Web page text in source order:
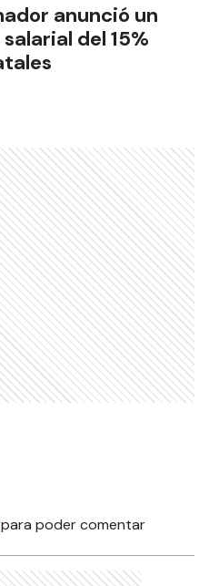
anunció un
del 15%
para poder comentar